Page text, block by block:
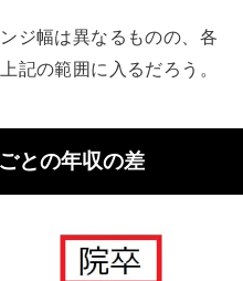
ジ幅は異なるものの、各
記の範囲に入るだろう。
との年収の差